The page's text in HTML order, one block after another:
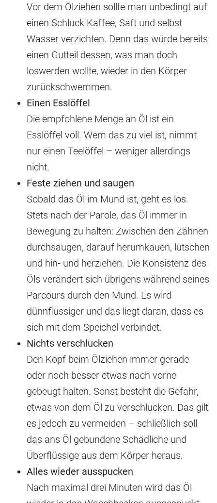
Vor dem Ölziehen sollte man unbedingt auf
einen Schluck Kaffee, Saft und selbst
Wasser verzichten. Denn das würde bereits
einen Gutteil dessen, was man doch
loswerden wollte, wieder in den Körper
zurückschwemmen.
Einen Esslöffel
Die empfohlene Menge an Öl ist ein
Esslöffel voll. Wem das zu viel ist, nimmt
nur einen Teelöffel – weniger allerdings
nicht.
Feste ziehen und saugen
Sobald das Öl im Mund ist, geht es los.
Stets nach der Parole, das Öl immer in
Bewegung zu halten: Zwischen den Zähnen
durchsaugen, darauf herumkauen, lutschen
und hin- und herziehen. Die Konsistenz des
Öls verändert sich übrigens während seines
Parcours durch den Mund. Es wird
dünnflüssiger und das liegt daran, dass es
sich mit dem Speichel verbindet.
Nichts verschlucken
Den Kopf beim Ölziehen immer gerade
oder noch besser etwas nach vorne
gebeugt halten. Sonst besteht die Gefahr,
etwas von dem Öl zu verschlucken. Das gilt
es jedoch zu vermeiden – schließlich soll
das ans Öl gebundene Schädliche und
Überflüssige aus dem Körper heraus.
Alles wieder ausspucken
Nach maximal drei Minuten wird das Öl